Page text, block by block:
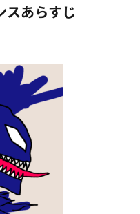
スあらすじ